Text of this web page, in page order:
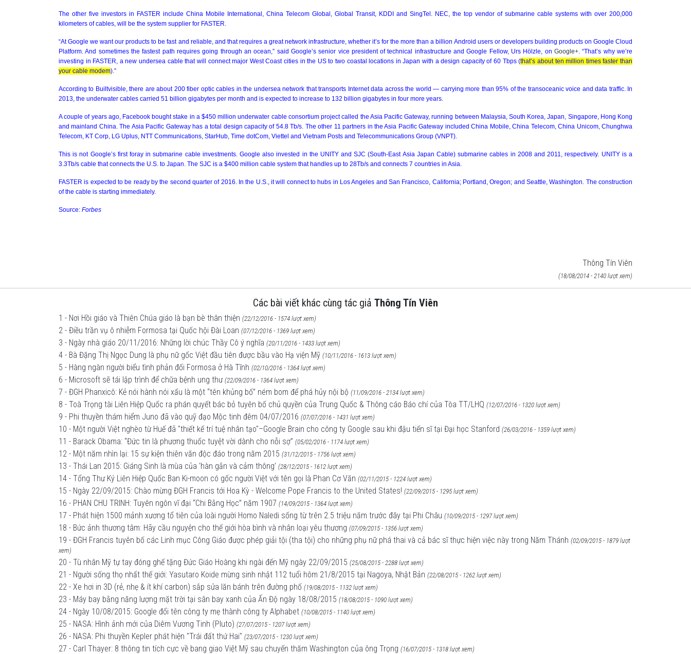
The other five investors in FASTER include China Mobile International, China Telecom Global, Global Transit, KDDI and SingTel. NEC, the top vendor of submarine cable systems with over 200,000
kilometers of cables, will be the system supplier for FASTER.
“At Google we want our products to be fast and reliable, and that requires a great network infrastructure, whether it’s for the more than a billion Android users or developers building products on Google Cloud
Platform. And sometimes the fastest path requires going through an ocean,” said Google’s senior vice president of technical infrastructure and Google Fellow, Urs Hölzle, onGoogle+. “That’s why we’re
investing in FASTER, a new undersea cable that will connect major West Coast cities in the US to two coastal locations in Japan with a design capacity of 60 Tbps (that’s about ten million times faster than
your cable modem).”
According to Builtvisible, there are about 200 fiber optic cables in the undersea network that transports Internet data across the world — carrying more than 95% of the transoceanic voice and data traffic. In
2013, the underwater cables carried 51 billion gigabytes per month and is expected to increase to 132 billion gigabytes in four more years.
A couple of years ago, Facebook bought stake in a $450 million underwater cable consortium project called the Asia Pacific Gateway, running between Malaysia, South Korea, Japan, Singapore, Hong Kong
and mainland China. The Asia Pacific Gateway has a total design capacity of 54.8 Tb/s. The other 11 partners in the Asia Pacific Gateway included China Mobile, China Telecom, China Unicom, Chunghwa
Telecom, KT Corp, LG Uplus, NTT Communications, StarHub, Time dotCom, Viettel and Vietnam Posts and Telecommunications Group (VNPT).
This is not Google’s first foray in submarine cable investments. Google also invested in the UNITY and SJC (South-East Asia Japan Cable) submarine cables in 2008 and 2011, respectively. UNITY is a
3.3Tb/s cable that connects the U.S. to Japan. The SJC is a $400 million cable system that handles up to 28Tb/s and connects 7 countries in Asia.
FASTER is expected to be ready by the second quarter of 2016. In the U.S., it will connect to hubs in Los Angeles andSan Francisco, California; Portland ,Oregon; andSeattle,Washington. The construction
of the cable is starting immediately.
Source: Forbes
Thông Tín Viên
(18/08/2014 - 2140 lượt xem)
Các bài viết khác cùng tác giả Thông Tín Viên
1 - Nơi Hồi giáo và Thiên Chúa giáo là bạn bè thân thiện (22/12/2016 - 1574 lượt xem)
2 - Điều trần vụ ô nhiễm Formosa tại Quốc hội Đài Loan (07/12/2016 - 1369 lượt xem)
3 - Ngày nhà giáo 20/11/2016: Những lời chúc Thầy Cô ý nghĩa (20/11/2016 - 1433 lượt xem)
4 - Bà Đặng Thị Ngọc Dung là phụ nữ gốc Việt đầu tiên được bầu vào Hạ viện Mỹ (10/11/2016 - 1613 lượt xem)
5 - Hàng ngàn người biểu tình phản đối Formosa ở Hà Tĩnh (02/10/2016 - 1364 lượt xem)
6 - Microsoft sẽ tái lập trình để chữa bệnh ung thư (22/09/2016 - 1364 lượt xem)
7 - ĐGH Phanxicô: Kẻ nói hành nói xấu là một “tên khủng bố” ném bom để phá hủy nội bộ (11/09/2016 - 2134 lượt xem)
8 - Toà Trọng tài Liên Hiệp Quốc ra phán quyết bác bỏ tuyên bố chủ quyền của Trung Quốc & Thông cáo Báo chí của Tòa TT/LHQ (12/07/2016 - 1320 lượt xem)
9 - Phi thuyền thám hiểm Juno đã vào quỹ đạo Mộc tinh đêm 04/07/2016 (07/07/2016 - 1431 lượt xem)
10 - Một người Việt nghèo từ Huế đã "thiết kế trí tuệ nhân tạo"–Google Brain cho công ty Google sau khi đậu tiến sĩ tại Đại học Stanford (26/03/2016 - 1359 lượt xem)
11 - Barack Obama: “Đức tin là phương thuốc tuyệt vời dành cho nỗi sợ” (05/02/2016 - 1174 lượt xem)
12 - Một năm nhìn lại: 15 sự kiện thiên văn độc đáo trong năm 2015 (31/12/2015 - 1756 lượt xem)
13 - Thái Lan 2015: Giáng Sinh là mùa của ‘hàn gắn và cảm thông’ (28/12/2015 - 1612 lượt xem)
14 - Tổng Thư Ký Liên Hiệp Quốc Ban Ki-moon có gốc người Việt với tên gọi là Phan Cơ Văn (02/11/2015 - 1224 lượt xem)
15 - Ngày 22/09/2015: Chào mừng ĐGH Francis tới Hoa Kỳ - Welcome Pope Francis to the United States! (22/09/2015 - 1295 lượt xem)
16 - PHAN CHU TRINH: Tuyên ngôn vĩ đại “Chi Bằng Học” năm 1907 (14/09/2015 - 1364 lượt xem)
17 - Phát hiện 1500 mảnh xương tổ tiên của loài người Homo Naledi sống từ trên 2.5 triệu năm trước đây tại Phi Châu (10/09/2015 - 1297 lượt xem)
18 - Bức ảnh thương tâm: Hãy cầu nguyện cho thế giới hòa bình và nhân loại yêu thương (07/09/2015 - 1356 lượt xem)
19 - ĐGH Francis tuyên bố các Linh mục Công Giáo được phép giải tội (tha tội) cho những phụ nữ phá thai và cả bác sĩ thực hiện việc này trong Năm Thánh (02/09/2015 - 1879 lượt
xem)
20 - Tù nhân Mỹ tự tay đóng ghế tặng Đức Giáo Hoàng khi ngài đến Mỹ ngày 22/09/2015 (25/08/2015 - 2288 lượt xem)
21 - Người sống thọ nhất thế giới: Yasutaro Koide mừng sinh nhật 112 tuổi hôm 21/8/2015 tại Nagoya, Nhật Bản (22/08/2015 - 1262 lượt xem)
22 - Xe hơi in 3D (rẻ, nhẹ & ít khí carbon) sắp sửa lăn bánh trên đường phố (19/08/2015 - 1132 lượt xem)
23 - Máy bay bằng năng lượng mặt trời tại sân bay xanh của Ấn Độ ngày 18/08/2015 (18/08/2015 - 1090 lượt xem)
24 - Ngày 10/08/2015: Google đổi tên công ty mẹ thành công ty Alphabet (10/08/2015 - 1140 lượt xem)
25 - NASA: Hình ảnh mới của Diêm Vương Tinh (Pluto) (27/07/2015 - 1207 lượt xem)
26 - NASA: Phi thuyền Kepler phát hiện "Trái đất thứ Hai" (23/07/2015 - 1230 lượt xem)
27 - Carl Thayer: 8 thông tin tích cực về bang giao Việt Mỹ sau chuyến thăm Washington của ông Trọng (16/07/2015 - 1318 lượt xem)